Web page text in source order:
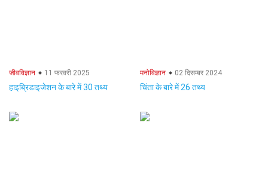
जीवविज्ञान 11 फरवरी 2025
हाइब्रिडाइजेशन के बारे में 30 तथ्य
मनोविज्ञान 02 दिसम्बर 2024
चिंता के बारे में 26 तथ्य